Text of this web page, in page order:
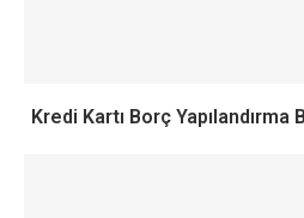
Kredi Kartı Borç Yapılandırma